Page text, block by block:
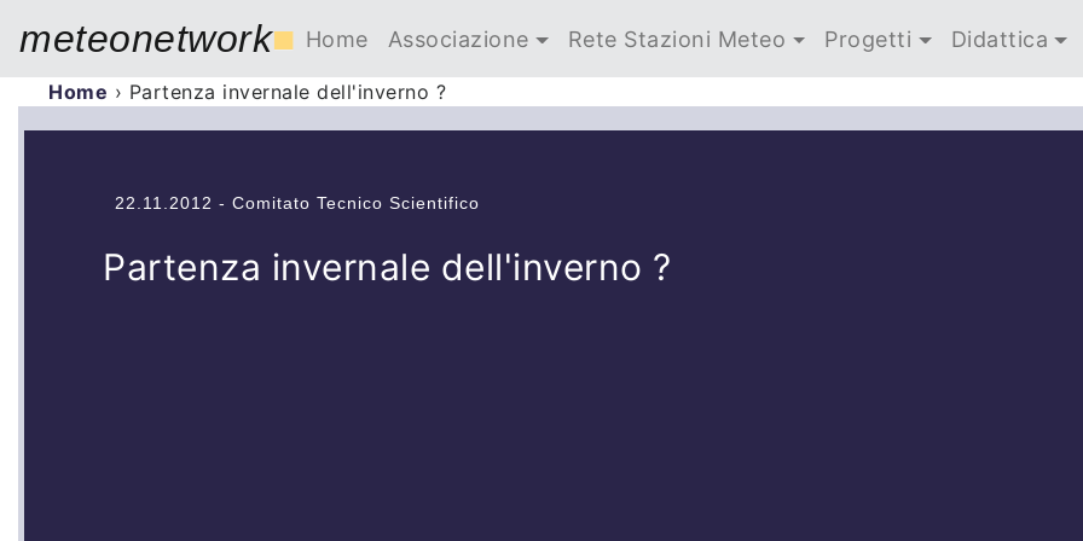
meteonetwork■ Home Associazione Rete Stazioni Meteo Progetti Didattica
Home › Partenza invernale dell'inverno ?
22.11.2012 - Comitato Tecnico Scientifico
Partenza invernale dell'inverno ?